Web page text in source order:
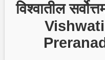
विश्वातील